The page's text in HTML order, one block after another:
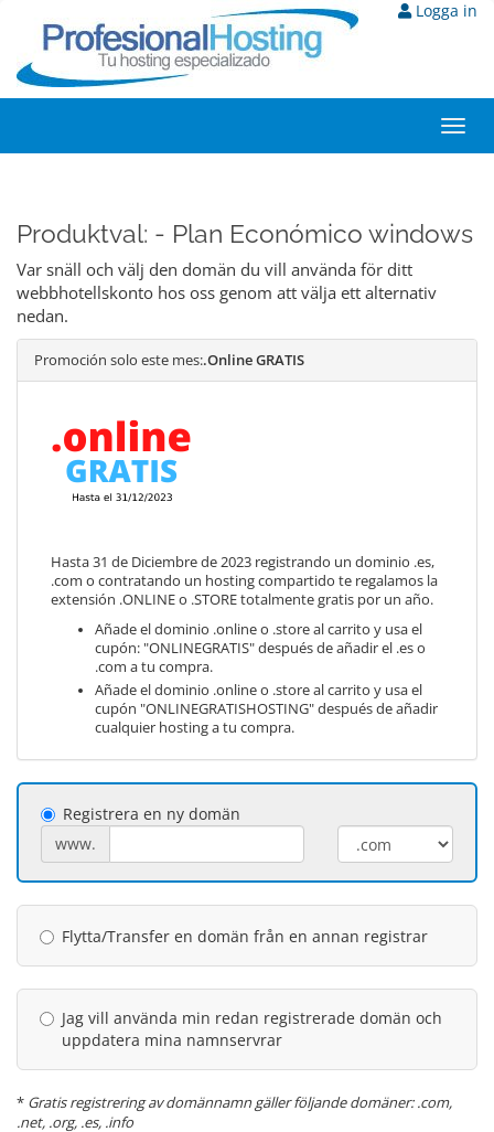
Logga in
Produktval: - Plan Económico windows
Var snäll och välj den domän du vill använda för ditt
webbhotellskonto hos oss genom att välja ett alternativ
nedan.
Promoción solo este mes:.Online GRATIS
Hasta 31 de Diciembre de 2023 registrando un dominio .es,
.com o contratando un hosting compartido te regalamos la
extensión .ONLINE o .STORE totalmente gratis por un año.
Añade el dominio .online o .store al carrito y usa el
cupón: "ONLINEGRATIS" después de añadir el .es o
.com a tu compra.
Añade el dominio .online o .store al carrito y usa el
cupón "ONLINEGRATISHOSTING" después de añadir
cualquier hosting a tu compra.
Registrera en ny domän
www.
Flytta/Transfer en domän från en annan registrar
Jag vill använda min redan registrerade domän och
uppdatera mina namnservrar
* Gratis registrering av domännamn gäller följande domäner: .com,
.net, .org, .es, .info